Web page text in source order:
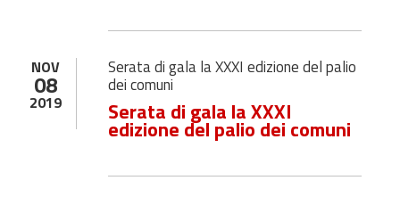
NOV
08
2019
Serata di gala la XXXI edizione del palio
dei comuni
Serata di gala la XXXI
edizione del palio dei comuni